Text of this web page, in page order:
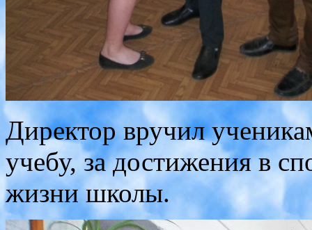
Директор вручил
учебу, за достижения в
жизни школы.